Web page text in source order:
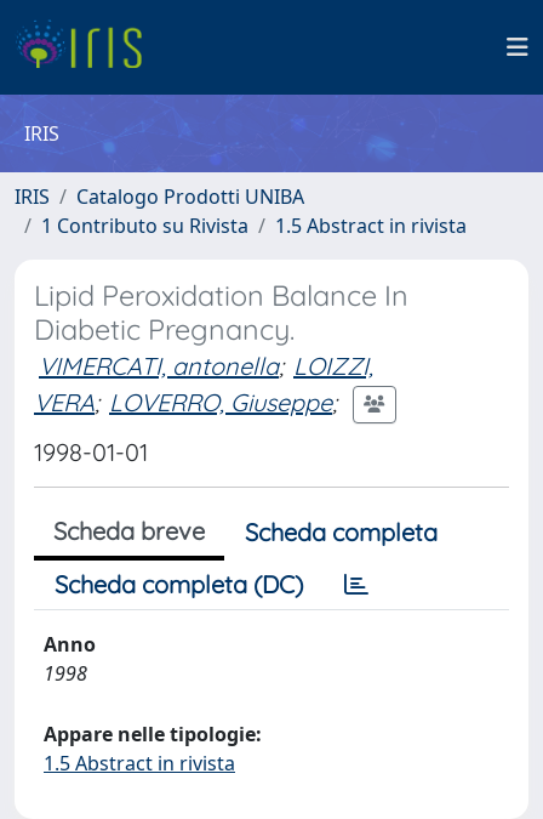
IRIS
IRIS
Catalogo Prodotti UNIBA
1 Contributo su Rivista
1.5 Abstract in rivista
Lipid Peroxidation Balance In
Diabetic Pregnancy.
VIMERCATI, antonella; LOIZZI,
VERA; LOVERRO, Giuseppe;
1998-01-01
Scheda breve
Scheda completa
Scheda completa (DC)
Anno
1998
Appare nelle tipologie:
1.5 Abstract in rivista